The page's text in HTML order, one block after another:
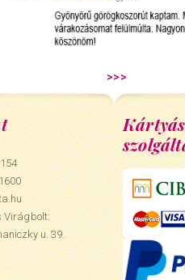
Virágbolt:
u. 39.